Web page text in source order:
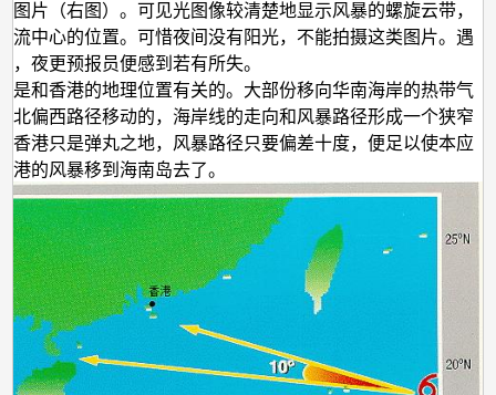
图片（右图）。可见光图像较清楚地显示风暴的螺旋云带，
流中心的位置。可惜夜间没有阳光，不能拍摄这类图片。遇
，夜更预报员便感到若有所失。
是和香港的地理位置有关的。大部份移向华南海岸的热带气
北偏西路径移动的，海岸线的走向和风暴路径形成一个狭窄
香港只是弹丸之地，风暴路径只要偏差十度，便足以使本应
港的风暴移到海南岛去了。